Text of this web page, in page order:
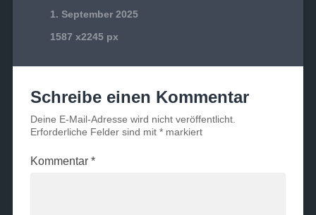
1. September 2025
1587 x2245 px
Schreibe einen Kommentar
Deine E-Mail-Adresse wird nicht veröffentlicht.
Erforderliche Felder sind mit *markiert
Kommentar *